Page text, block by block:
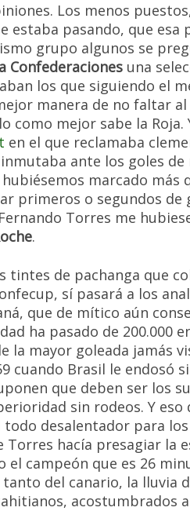
Los menos
estaba pasando, que
grupo algunos se
Confederaciones una
los que siguiendo el
manera de no faltar
como mejor sabe la Roja.
en el que reclamaba
ante los goles
marcado más
primeros o segundos de
Torres me
.
tintes de pachanga que
sí pasará a los
que de mítico aún
ha pasado de 200.000
la mayor goleada jamás
cuando Brasil le endosó
que deben ser los
sin rodeos. Y eso
desalentador para los
Torres hacía presagiar la
el campeón que es 26
del canario, la lluvia
acostumbrados